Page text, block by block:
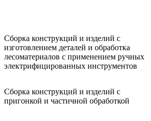
Сборка конструкций и изделий с
изготовлением деталей и обработка
лесоматериалов с применением ручных
электрифицированных инструментов
Сборка конструкций и изделий с
пригонкой и частичной обработкой